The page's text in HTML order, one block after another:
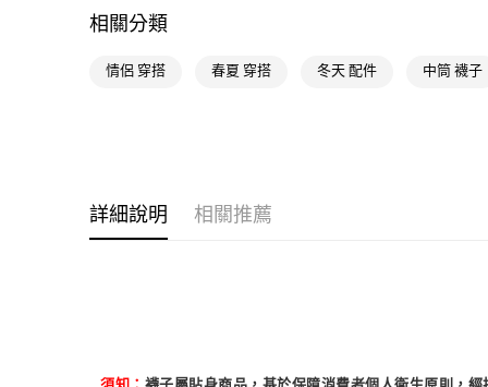
相關分類
情侶 穿搭 春夏 穿搭 冬天 配件 中筒 襪子
詳細說明 相關推薦
須知： 襪子屬貼身商品，基於保障消費者個人衛生原則，